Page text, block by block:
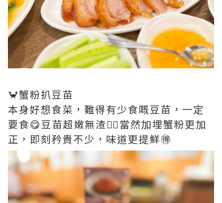
🦀蟹粉扒豆苗
本身好想食菜，難得有少食嘅豆苗，一定
要食😋豆苗超嫩無渣👍🏻當然加埋蟹粉更加
正，即刻矜貴不少，味道更提鮮🉐